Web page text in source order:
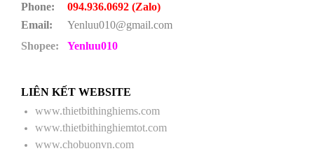
Phone:
094.936.0692 (Zalo)
Email:
Yenluu010@gmail.com
Shopee:
Yenluu010
LIÊN KẾT WEBSITE
www.thietbithinghiems.com
www.thietbithinghiemtot.com
www.chobuonvn.com